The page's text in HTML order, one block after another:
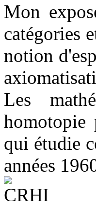
Mon
catégories
notion
Les
homotopie
qui étudie
années